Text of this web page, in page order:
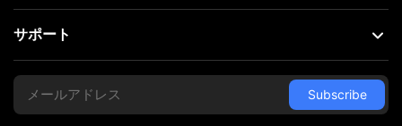
サポート